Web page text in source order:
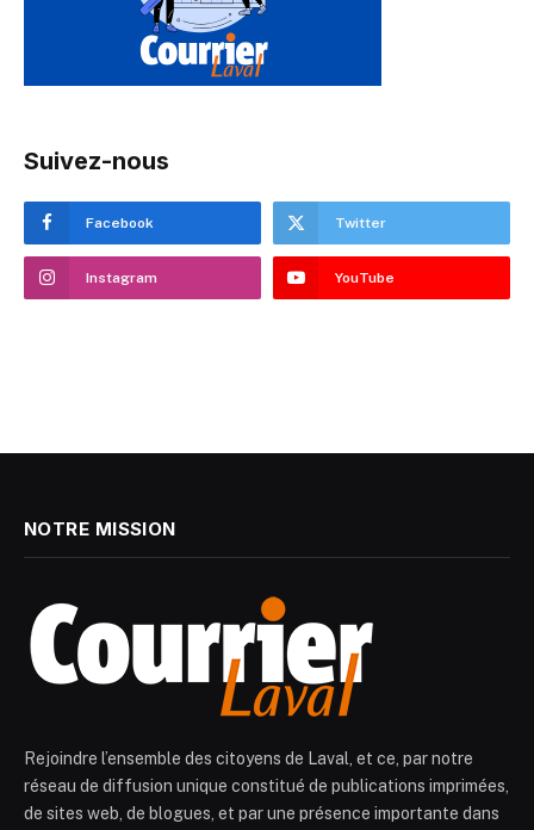
Suivez-nous
Facebook Twitter
Instagram YouTube
NOTRE MISSION
Rejoindre l’ensemble des citoyens de Laval, et ce, par notre
réseau de diffusion unique constitué de publications imprimées,
de sites web, de blogues, et par une présence importante dans